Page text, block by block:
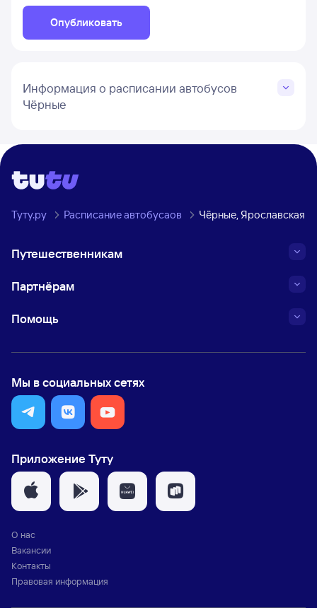
Опубликовать
Информация о расписании автобусов
Чёрные
Туту.ру Расписание автобусаов Чёрные, Ярославская
Путешественникам
Партнёрам
Помощь
Мы в социальных сетях
Приложение Туту
О нас
Вакансии
Контакты
Правовая информация